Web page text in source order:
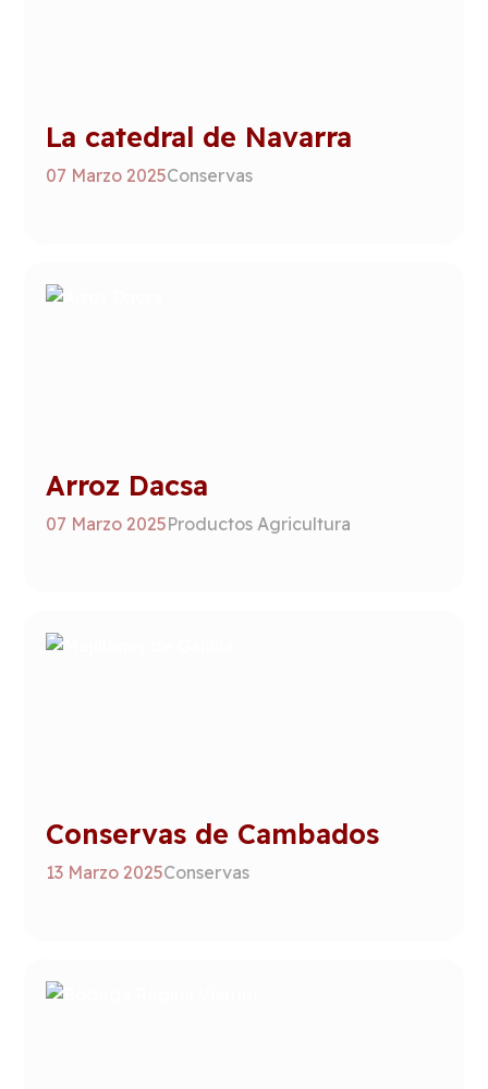
La catedral de Navarra
07 Marzo 2025Conservas
Arroz Dacsa
07 Marzo 2025Productos Agricultura
Conservas de Cambados
13 Marzo 2025Conservas